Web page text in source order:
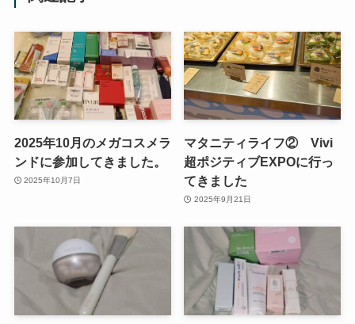
2025年10月のメガコスメラ
ンドに参加してきました。
2025年10月7日
マタニティライフ② Vivi
超ポジティブEXPOに行っ
てきました
2025年9月21日